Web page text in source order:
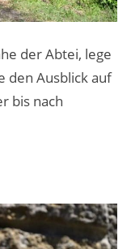
der Abtei, lege
den Ausblick auf
bis nach